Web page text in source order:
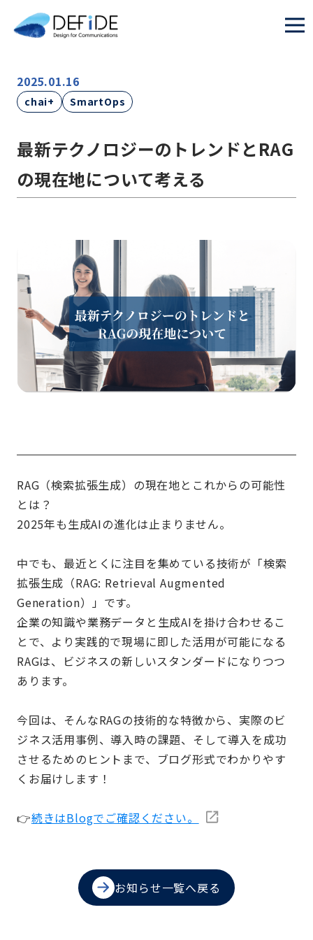
2025.01.16
chai+ SmartOps
最新テクノロジーのトレンドとRAG
の現在地について考える
RAG（検索拡張生成）の現在地とこれからの可能性
とは？
2025年も生成AIの進化は止まりません。
中でも、最近とくに注目を集めている技術が「検索
拡張生成（RAG: Retrieval Augmented
Generation）」です。
企業の知識や業務データと生成AIを掛け合わせるこ
とで、より実践的で現場に即した活用が可能になる
RAGは、ビジネスの新しいスタンダードになりつつ
あります。
今回は、そんなRAGの技術的な特徴から、実際のビ
ジネス活用事例、導入時の課題、そして導入を成功
させるためのヒントまで、ブログ形式でわかりやす
くお届けします！
👉続きはBlogでご確認ください。
お知らせ一覧へ戻る